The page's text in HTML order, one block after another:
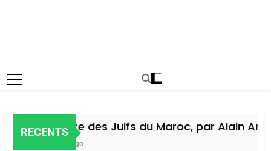
RECENTS
Histoire des Juifs du Maroc, par Alain Amiel